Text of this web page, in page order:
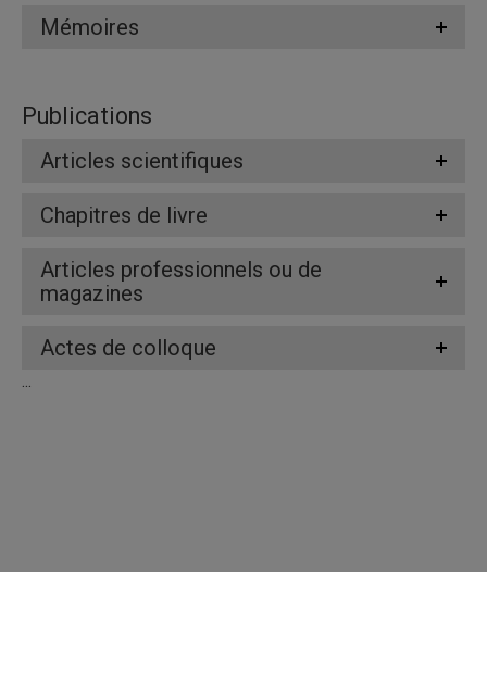
Mémoires
Publications
Articles scientifiques
Chapitres de livre
Articles professionnels ou de
magazines
Actes de colloque
...